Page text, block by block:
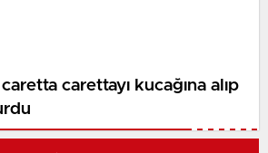
carettayı kucağına alıp